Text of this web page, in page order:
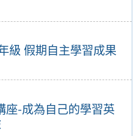
級 假期自主學習成果
座-成為自己的學習英